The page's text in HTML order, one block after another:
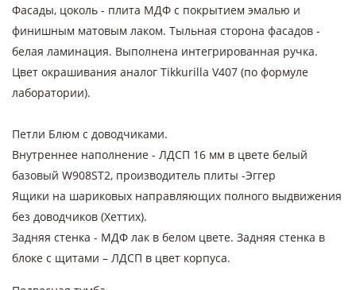
Фасады, цоколь - плита МДФ с покрытием эмалью и
финишным матовым лаком. Тыльная сторона фасадов -
белая ламинация. Выполнена интегрированная ручка.
Цвет окрашивания аналог Tikkurilla V407 (по формуле
лаборатории).
Петли Блюм с доводчиками.
Внутреннее наполнение - ЛДСП 16 мм в цвете белый
базовый W908ST2, производитель плиты -Эггер
Ящики на шариковых направляющих полного выдвижения
без доводчиков (Хеттих).
Задняя стенка - МДФ лак в белом цвете. Задняя стенка в
блоке с щитами – ЛДСП в цвет корпуса.